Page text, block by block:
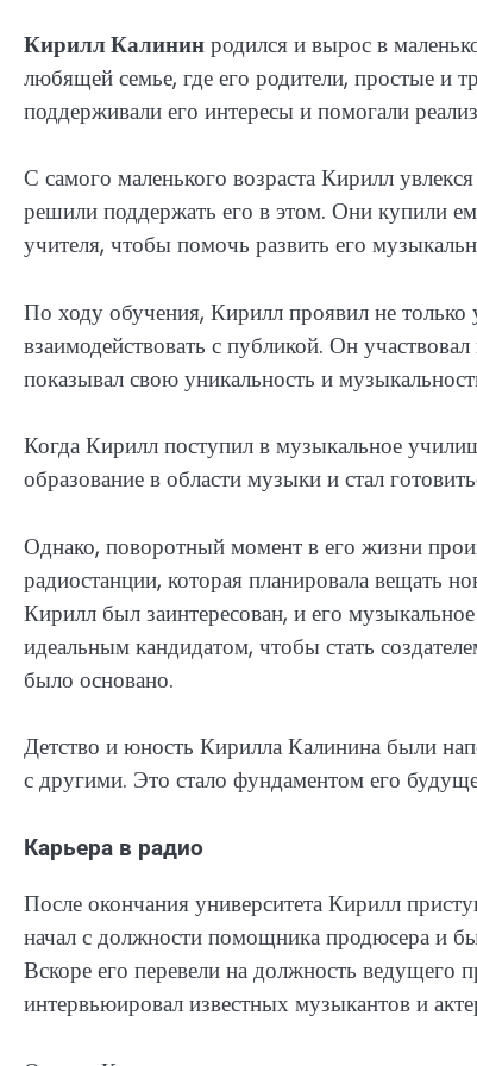
Кирилл Калининродился и вырос в
любящей семье, где его родители, простые и
поддерживали его интересы и помогали
С самого маленького возраста Кирилл
решили поддержать его в этом. Они купили
учителя, чтобы помочь развить его
По ходу обучения, Кирилл проявил не
взаимодействовать с публикой. Он
показывал свою уникальность и
Когда Кирилл поступил в музыкальное
образование в области музыки и стал
Однако, поворотный момент в его жизни
радиостанции, которая планировала вещать
Кирилл был заинтересован, и его
идеальным кандидатом, чтобы стать
было основано.
Детство и юность Кирилла Калинина были
с другими. Это стало фундаментом его
Карьера в радио
После окончания университета Кирилл
начал с должности помощника продюсера и
Вскоре его перевели на должность
интервьюировал известных музыкантов и